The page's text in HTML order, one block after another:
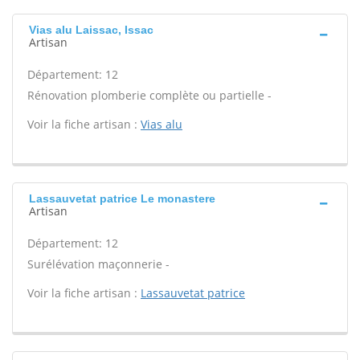
Vias alu Laissac, Issac
Artisan
Département: 12
Rénovation plomberie complète ou partielle -
Voir la fiche artisan : Vias alu
Lassauvetat patrice Le monastere
Artisan
Département: 12
Surélévation maçonnerie -
Voir la fiche artisan : Lassauvetat patrice